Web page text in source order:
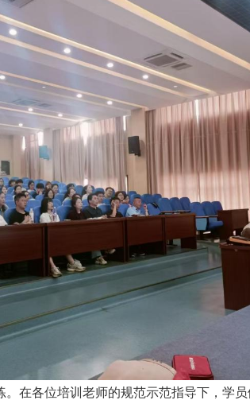
在各位培训老师的规范示范指导下，学